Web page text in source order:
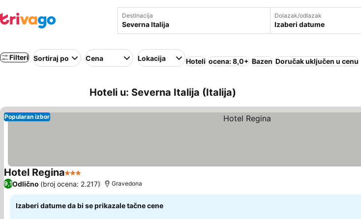
Destinacija Dolazak/odlazak
Izaberi datume
Filteri Sortiraj po Cena Lokacija Hoteli ocena: 8,0+ Bazen Doručak uključen u cenu
Hoteli u: Severna Italija (Italija)
Popularan izbor
Hotel Regina3 ZvezdicePogledaj cene
9,1Odlično (broj ocena: 2.217) Gravedona
Izaberi datume da bi se prikazale tačne cene